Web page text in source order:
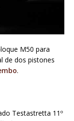
M50 para
de dos pistones
.
Testastretta 11º